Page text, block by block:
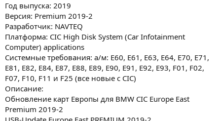
Год выпуска: 2019
Версия: Premium 2019-2
Разработчик: NAVTEQ
Платформа: CIC High Disk System (Car Infotainment
Computer) applications
Системные требования: а/м: E60, E61, E63, E64, E70, E71,
E81, E82, E84, E87, E88, E89, E90, E91, E92, E93, F01, F02,
F07, F10, F11 и F25 (все новые с CIC)
Описание:
Обновление карт Европы для BMW CIC Europe East
Premium 2019-2